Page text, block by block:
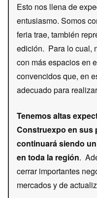
Esto nos llena de
entusiasmo. Somos
feria trae, también
edición. Para lo cual,
con más espacios en
convencidos que, en
adecuado para
Tenemos altas
Construexpo en sus
continuará siendo
en toda la región.
cerrar importantes
mercados y de